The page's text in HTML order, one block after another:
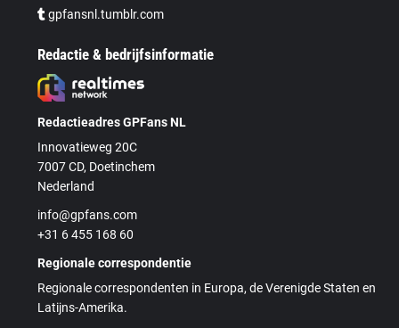
gpfansnl.tumblr.com
Redactie & bedrijfsinformatie
Redactieadres GPFans NL
Innovatieweg 20C
7007 CD, Doetinchem
Nederland
info@gpfans.com
+31 6 455 168 60
Regionale correspondentie
Regionale correspondenten in Europa, de Verenigde Staten en
Latijns-Amerika.